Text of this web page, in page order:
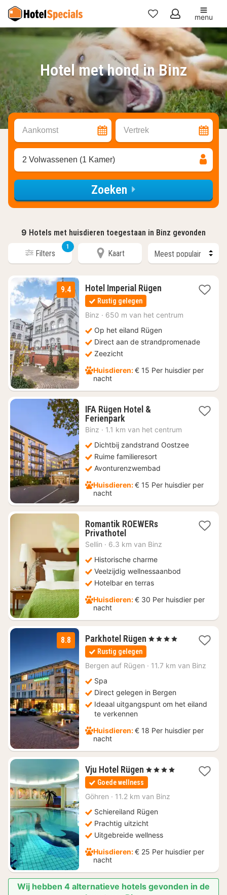
Mijn
favorieten
menu
Hotel met hond in Binz
Aankomst Vertrek
2 Volwassenen (1 Kamer)
Zoeken
9 Hotels met huisdieren toegestaan in Binz gevonden
Filters
1
Kaart
9.4 Hotel Imperial Rügen1
€
Rustig gelegen
Binz · 650 m van het centrum
Op het eiland Rügen
Direct aan de strandpromenade
Zeezicht
Huisdieren:€ 15 Per huisdier per
nacht
IFA Rügen Hotel &
Ferienpark1
nacht
€
99
Binz · 1.1 km van het centrum
Dichtbij zandstrand Oostzee
Ruime familieresort
Avonturenzwembad
Huisdieren:€ 15 Per huisdier per
nacht
Romantik ROEWERs
Privathotel2
nachten
€
245,37
Sellin · 6.3 km van Binz
Historische charme
Veelzijdig wellnessaanbod
Hotelbar en terras
Huisdieren:€ 30 Per huisdier per
nacht
8.8 Parkhotel Rügen 3
€
, 4 Sterren
Rustig gelegen
Bergen auf Rügen · 11.7 km van Binz
Spa
Direct gelegen in Bergen
Ideaal uitgangspunt om het eiland
te verkennen
Huisdieren:€ 18 Per huisdier per
nacht
Vju Hotel Rügen 1
nacht
vanaf
€
, 4 Sterren
Goede wellness
Göhren · 11.2 km van Binz
Schiereiland Rügen
Prachtig uitzicht
Uitgebreide wellness
Huisdieren:€ 25 Per huisdier per
nacht
Wij hebben 4 alternatieve hotels gevonden in de